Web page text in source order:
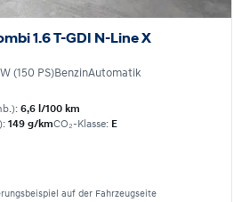
1.6 T-GDI N-Line X
(150 PS)BenzinAutomatik
6,6 l/100 km
149 g/kmCO₂-Klasse: E
auf der Fahrzeugseite